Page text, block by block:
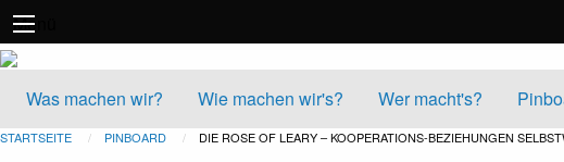
Direkt
zum
Inhalt
Menü
Was machen wir? Wie machen wir's? Wer macht's?
STARTSEITE PINBOARD CURRENT:
DIE ROSE OF LEARY – KOOPERATIONS-BEZIEHUNGEN